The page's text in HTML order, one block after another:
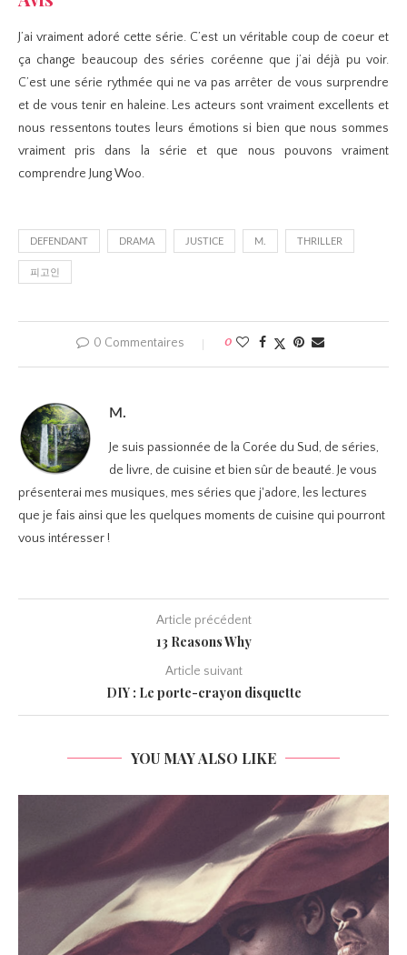
J’ai vraiment adoré cette série. C’est un véritable coup de coeur et
ça change beaucoup des séries coréenne que j’ai déjà pu voir.
C’est une série rythmée qui ne va pas arrêter de vous surprendre
et de vous tenir en haleine. Les acteurs sont vraiment excellents et
nous ressentons toutes leurs émotions si bien que nous sommes
vraiment pris dans la série et que nous pouvons vraiment
comprendre Jung Woo.
DEFENDANT DRAMA JUSTICE M. THRILLER
피고인
0 Commentaires 0
M.
Je suis passionnée de la Corée du Sud, de séries,
de livre, de cuisine et bien sûr de beauté. Je vous
présenterai mes musiques, mes séries que j'adore, les lectures
que je fais ainsi que les quelques moments de cuisine qui pourront
vous intéresser !
Article précédent
13 Reasons Why
Article suivant
DIY : Le porte-crayon disquette
YOU MAY ALSO LIKE